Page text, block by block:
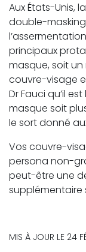
Aux États-Unis,
double-
principaux
masque, soit
couvre-visage
Dr Fauci qu’il
masque soit
le sort donné
Vos couvre-
persona non-
peut-être une
supplémentaire
MIS À JOUR LE 24